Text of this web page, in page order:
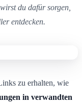
du dafür sorgen,
entdecken.
zu erhalten, wie
in verwandten